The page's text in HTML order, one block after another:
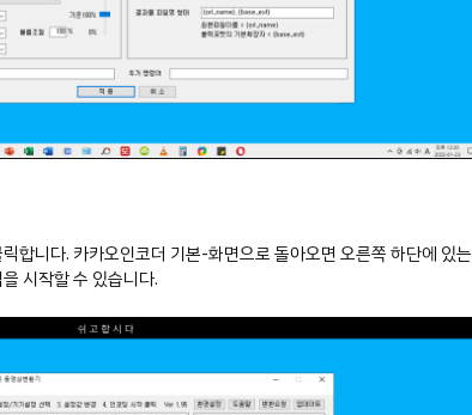
합니다. 카카오인코더 기본-화면으로 돌아오면 오른쪽 하단에 있는
시작할 수 있습니다.